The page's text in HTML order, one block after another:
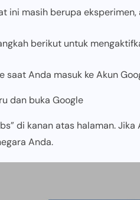
ini masih berupa
berikut untuk
saat Anda masuk ke Akun
dan buka Google
di kanan atas halaman.
Anda.